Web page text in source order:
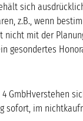
sich
z.B., wenn
nicht mit der
gesondertes
GmbHverstehen
sofort, im